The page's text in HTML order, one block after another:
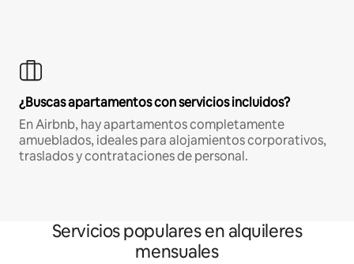
¿Buscas apartamentos con servicios incluidos?
En Airbnb, hay apartamentos completamente
amueblados, ideales para alojamientos corporativos,
traslados y contrataciones de personal.
Servicios populares en alquileres
mensuales